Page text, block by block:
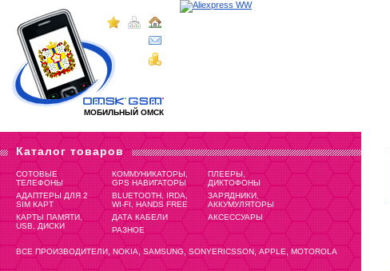
МОБИЛЬНЫЙ ОМСК
Каталог товаров
СОТОВЫЕ
ТЕЛЕФОНЫ
КОММУНИКАТОРЫ,
GPS НАВИГАТОРЫ
ПЛЕЕРЫ,
ДИКТОФОНЫ
АДАПТЕРЫ ДЛЯ 2
SIM КАРТ
BLUETOOTH, IRDA,
WI-FI, HANDS FREE
ЗАРЯДНИКИ,
АККУМУЛЯТОРЫ
КАРТЫ ПАМЯТИ,
USB, ДИСКИ
ДАТА КАБЕЛИ
АКСЕССУАРЫ
РАЗНОЕ
ВСЕ ПРОИЗВОДИТЕЛИ,NOKIA,SAMSUNG,SONYERICSSON,APPLE,MOTOROLA